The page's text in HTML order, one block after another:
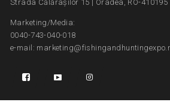
Strada Călărașilor 15 | Oradea, RO-410195
Marketing/Media:
0040-743-040-018
e-mail: